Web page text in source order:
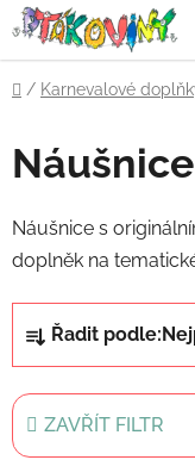
Přejít
na
obsah
Domů
/ Karnevalové
Náušnice
Náušnice s
doplněk na
a
z
e
n
Řadit podle:
ZAVŘÍT FILTR